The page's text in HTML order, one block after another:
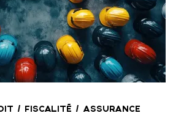
/ FISCALITÉ / ASSURANCE